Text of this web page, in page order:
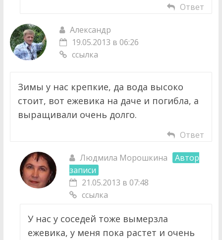
Ответ
Александр
19.05.2013 в 06:26
ссылка
Зимы у нас крепкие, да вода высоко
стоит, вот ежевика на даче и погибла, а
выращивали очень долго.
Ответ
Людмила Морошкина
Автор
записи
21.05.2013 в 07:48
ссылка
У нас у соседей тоже вымерзла
ежевика, у меня пока растет и очень